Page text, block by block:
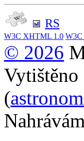
RS
W3C XHTML 1.0 W3C
© 2026
Vytištěno
(